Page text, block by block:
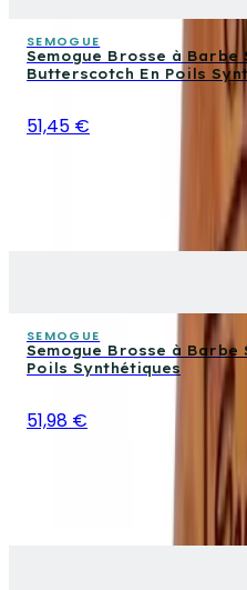
SEMOGUE
Semogue Brosse à Barbe
Butterscotch En Poils
51,45 €
SEMOGUE
Semogue Brosse à Barbe
Poils Synthétiques
51,98 €